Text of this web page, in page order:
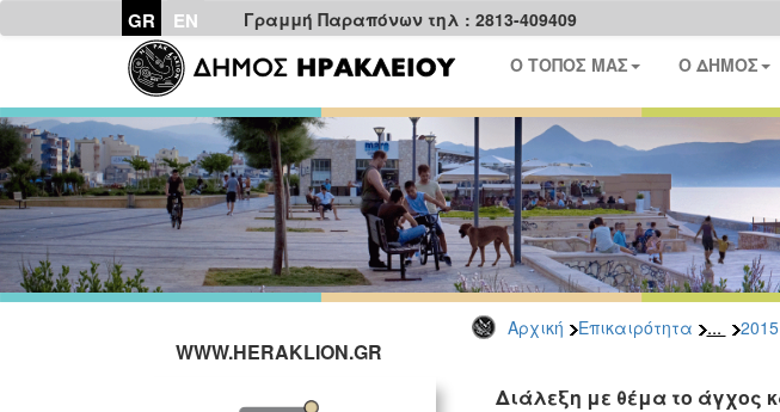
GR EN Γραμμή Παραπόνων τηλ : 2813-409409
Ο ΤΟΠΟΣ ΜΑΣ Ο ΔΗΜΟΣ
Αρχική Επικαιρότητα ... 2015
WWW.HERAKLION.GR
Διάλεξη με θέμα το άγχος